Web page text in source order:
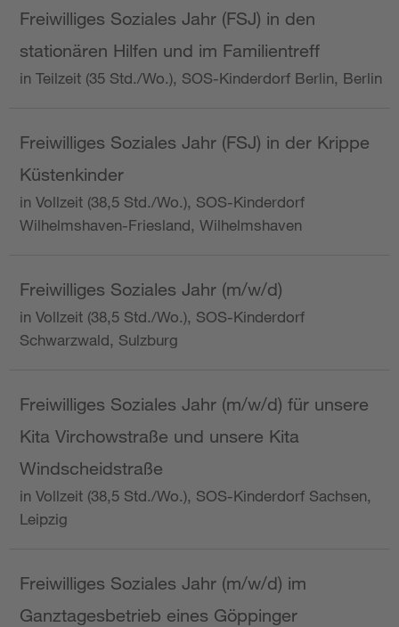
Freiwilliges Soziales Jahr (FSJ) in den
stationären Hilfen und im Familientreff
in Teilzeit (35 Std./Wo.), SOS-Kinderdorf Berlin, Berlin
Freiwilliges Soziales Jahr (FSJ) in der Krippe
Küstenkinder
in Vollzeit (38,5 Std./Wo.), SOS-Kinderdorf
Wilhelmshaven-Friesland, Wilhelmshaven
Freiwilliges Soziales Jahr (m/w/d)
in Vollzeit (38,5 Std./Wo.), SOS-Kinderdorf
Schwarzwald, Sulzburg
Freiwilliges Soziales Jahr (m/w/d) für unsere
Kita Virchowstraße und unsere Kita
Windscheidstraße
in Vollzeit (38,5 Std./Wo.), SOS-Kinderdorf Sachsen,
Leipzig
Freiwilliges Soziales Jahr (m/w/d) im
Ganztagesbetrieb eines Göppinger